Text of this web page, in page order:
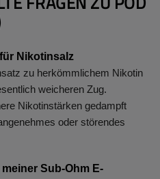
Nikotinsalz
zu herkömmlichem Nikotin
weicheren Zug.
Nikotinstärken gedampft
oder störendes
Sub-Ohm E-